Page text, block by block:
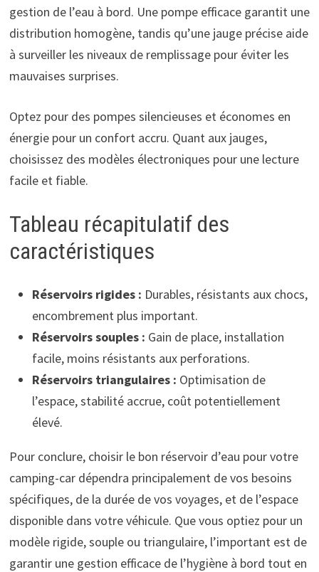
gestion de l’eau à bord. Une pompe efficace garantit une
distribution homogène, tandis qu’une jauge précise aide
à surveiller les niveaux de remplissage pour éviter les
mauvaises surprises.
Optez pour des pompes silencieuses et économes en
énergie pour un confort accru. Quant aux jauges,
choisissez des modèles électroniques pour une lecture
facile et fiable.
Tableau récapitulatif des
caractéristiques
Réservoirs rigides : Durables, résistants aux chocs,
encombrement plus important.
Réservoirs souples : Gain de place, installation
facile, moins résistants aux perforations.
Réservoirs triangulaires : Optimisation de
l’espace, stabilité accrue, coût potentiellement
élevé.
Pour conclure, choisir le bon réservoir d’eau pour votre
camping-car dépendra principalement de vos besoins
spécifiques, de la durée de vos voyages, et de l’espace
disponible dans votre véhicule. Que vous optiez pour un
modèle rigide, souple ou triangulaire, l’important est de
garantir une gestion efficace de l’hygiène à bord tout en